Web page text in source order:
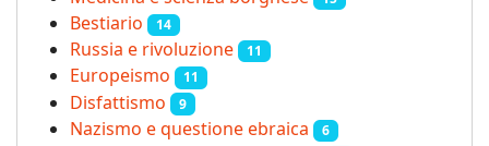
Bestiario 14
Russia e rivoluzione 11
Europeismo 11
Disfattismo 9
Nazismo e questione ebraica 6